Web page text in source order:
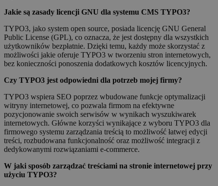
Jakie są zasady licencji GNU dla systemu CMS TYPO3?
TYPO3, jako system open source, posiada licencję GNU General
Public License (GPL), co oznacza, że jest dostępny dla wszystkich
użytkowników bezpłatnie. Dzięki temu, każdy może skorzystać z
możliwości jakie oferuje TYPO3 w tworzeniu stron internetowych,
bez konieczności ponoszenia dodatkowych kosztów licencyjnych.
Czy TYPO3 jest odpowiedni dla potrzeb mojej firmy?
TYPO3 wspiera SEO poprzez wbudowane funkcje optymalizacji
witryny internetowej, co pozwala firmom na efektywne
pozycjonowanie swoich serwisów w wynikach wyszukiwarek
internetowych. Główne korzyści wynikające z wyboru TYPO3 dla
firmowego systemu zarządzania treścią to możliwość łatwej edycji
treści, rozbudowana funkcjonalność oraz możliwość integracji z
dedykowanymi rozwiązaniami e-commerce.
W jaki sposób zarządzać treściami na stronie internetowej przy
użyciu TYPO3?